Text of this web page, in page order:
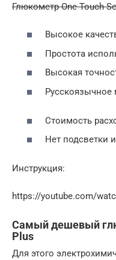
Глюкометр One Touch
Высокое
Простота
Высокая
Стоимость
Нет подсветки
Инструкция:
https://youtube.com/
Самый дешевый
Plus
Для этого